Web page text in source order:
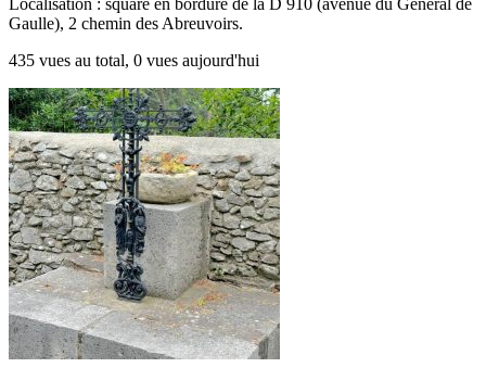
Localisation : square en bordure de la D 910 (avenue du Général de
Gaulle), 2 chemin des Abreuvoirs.
435 vues au total, 0 vues aujourd'hui